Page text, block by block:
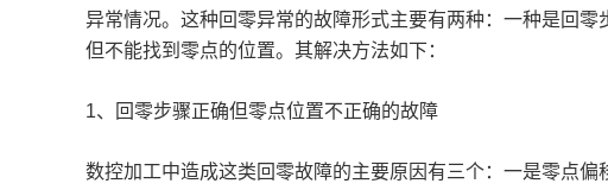
异常情况。这种回零异常的故障形式主要有两种：一种是回
但不能找到零点的位置。其解决方法如下：
1、回零步骤正确但零点位置不正确的故障
数控加工中造成这类回零故障的主要原因有三个：一是零点